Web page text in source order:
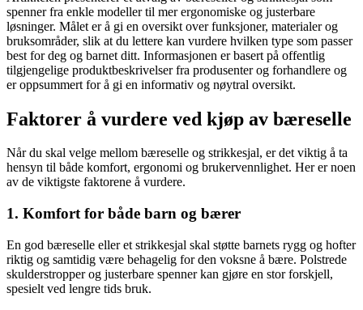
spenner fra enkle modeller til mer ergonomiske og justerbare
løsninger. Målet er å gi en oversikt over funksjoner, materialer og
bruksområder, slik at du lettere kan vurdere hvilken type som passer
best for deg og barnet ditt. Informasjonen er basert på offentlig
tilgjengelige produktbeskrivelser fra produsenter og forhandlere og
er oppsummert for å gi en informativ og nøytral oversikt.
Faktorer å vurdere ved kjøp av bæreselle
Når du skal velge mellom bæreselle og strikkesjal, er det viktig å ta
hensyn til både komfort, ergonomi og brukervennlighet. Her er noen
av de viktigste faktorene å vurdere.
1. Komfort for både barn og bærer
En god bæreselle eller et strikkesjal skal støtte barnets rygg og hofter
riktig og samtidig være behagelig for den voksne å bære. Polstrede
skulderstropper og justerbare spenner kan gjøre en stor forskjell,
spesielt ved lengre tids bruk.